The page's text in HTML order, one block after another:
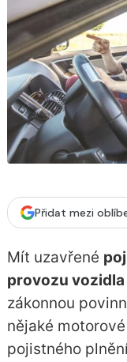
Přidat mezi
Mít uzavřené
provozu vozidla
zákonnou
nějaké
pojistného